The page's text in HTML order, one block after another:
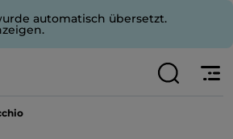
automatisch übersetzt.